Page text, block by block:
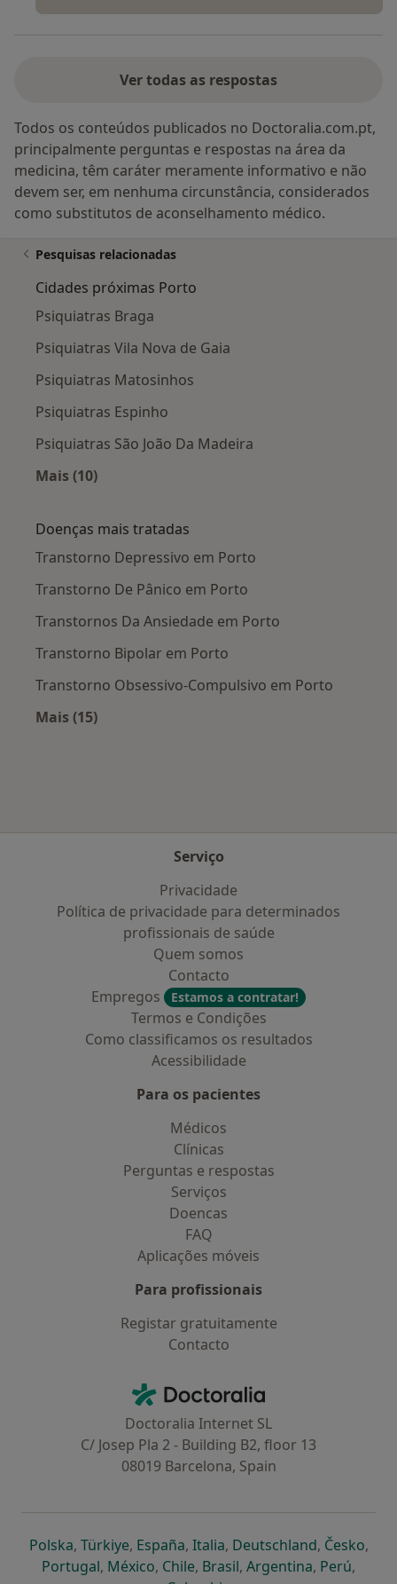
Ver todas as respostas
Todos os conteúdos publicados no Doctoralia.com.pt,
principalmente perguntas e respostas na área da
medicina, têm caráter meramente informativo e não
devem ser, em nenhuma circunstância, considerados
como substitutos de aconselhamento médico.
Pesquisas relacionadas
Cidades próximas Porto
Psiquiatras Braga
Psiquiatras Vila Nova de Gaia
Psiquiatras Matosinhos
Psiquiatras Espinho
Psiquiatras São João Da Madeira
Mais (10)
Doenças mais tratadas
Transtorno Depressivo em Porto
Transtorno De Pânico em Porto
Transtornos Da Ansiedade em Porto
Transtorno Bipolar em Porto
Transtorno Obsessivo-Compulsivo em Porto
Mais (15)
Serviço
Privacidade
Política de privacidade para determinados
profissionais de saúde
Quem somos
Contacto
Empregos
Estamos a contratar!
Termos e Condições
Como classificamos os resultados
Acessibilidade
Para os pacientes
Médicos
Clínicas
Perguntas e respostas
Serviços
Doencas
FAQ
Aplicações móveis
Para profissionais
Registar gratuitamente
Contacto
Doctoralia - Homepage
Doctoralia Internet SL
C/ Josep Pla 2 - Building B2, floor 13
08019 Barcelona, Spain
Polskaabre num novo separador
, Türkiyeabre num novo separador
, Españaabre num novo separador
, Italiaabre num novo
, Deutschlandabre num
, Česko,
Portugalabre num novo separador
, Méxicoabre num novo separador
, Chileabre num novo separador
, Brasilabre num novo
, Argentinaabre num
, Perúabre
,